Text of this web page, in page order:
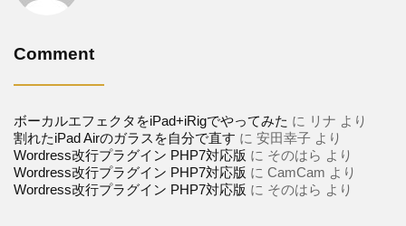
Comment
ボーカルエフェクタをiPad+iRigでやってみた に リナ より
割れたiPad Airのガラスを自分で直す に 安田幸子 より
Wordress改行プラグイン PHP7対応版 に そのはら より
Wordress改行プラグイン PHP7対応版 に CamCam より
Wordress改行プラグイン PHP7対応版 に そのはら より